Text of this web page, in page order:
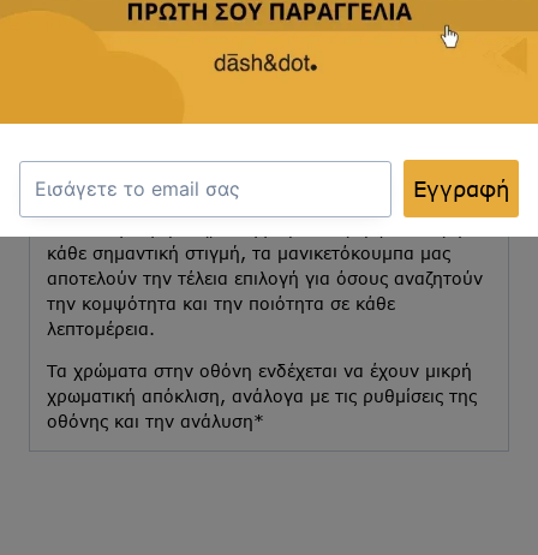
Επιλέξτε τα μανικετόκουμπα μας για να προσθέσετε
μία ξεχωριστή νότα κομψότητας στην εμφάνισή
Διαθέτουμε πληθώρα σχεδίων, από κλασικά και
κατασκευασμένα από υλικά υψηλής ποιότητας για
ανθεκτικότητα και μακροχρόνια χρήση.
κάθε σημαντική στιγμή, τα μανικετόκουμπα μας
αποτελούν την τέλεια επιλογή για όσους αναζητούν
την κομψότητα και την ποιότητα σε κάθε
λεπτομέρεια.
Τα χρώματα στην οθόνη ενδέχεται να έχουν μικρή
χρωματική απόκλιση, ανάλογα με τις ρυθμίσεις της
οθόνης και την ανάλυση*
Εγγραφή